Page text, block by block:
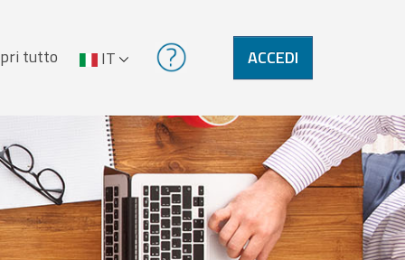
tutto IT ACCEDI